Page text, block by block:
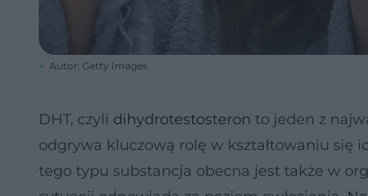
Autor: Getty Images
DHT, czyli dihydrotestosteron to jeden z
odgrywa kluczową rolę w kształtowaniu się
tego typu substancja obecna jest także w